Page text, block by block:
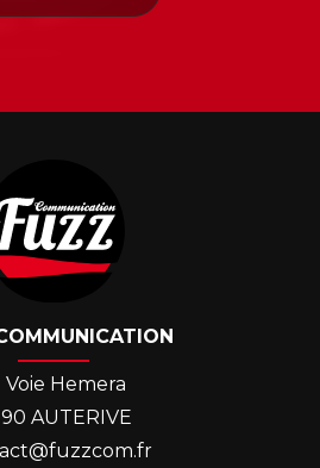
Voie Hemera
AUTERIVE